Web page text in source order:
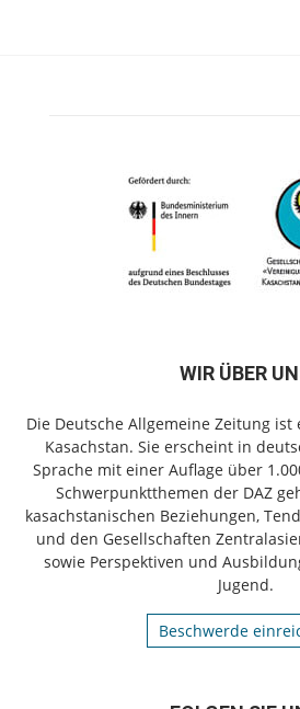
WIR ÜBER
Die Deutsche Allgemeine Zeitung
Kasachstan. Sie erscheint in
Sprache mit einer Auflage über
Schwerpunktthemen der DAZ
kasachstanischen Beziehungen,
und den Gesellschaften
sowie Perspektiven und
Jugend.
Beschwerde